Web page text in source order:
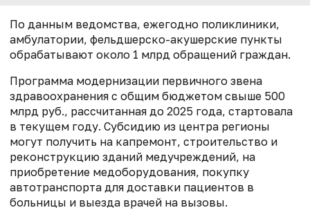
По данным ведомства, ежегодно поликлиники,
амбулатории, фельдшерско-акушерские пункты
обрабатывают около 1 млрд обращений граждан.
Программа модернизации первичного звена
здравоохранения с общим бюджетом свыше 500
млрд руб., рассчитанная до 2025 года, стартовала
в текущем году. Субсидию из центра регионы
могут получить на капремонт, строительство и
реконструкцию зданий медучреждений, на
приобретение медоборудования, покупку
автотранспорта для доставки пациентов в
больницы и выезда врачей на вызовы.